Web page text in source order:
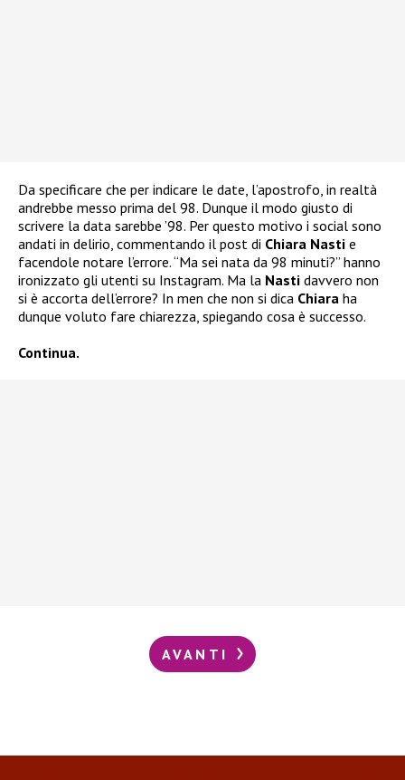
Da specificare che per indicare le date, l’apostrofo, in realtà
andrebbe messo prima del 98. Dunque il modo giusto di
scrivere la data sarebbe ’98. Per questo motivo i social sono
andati in delirio, commentando il post di Chiara Nasti e
facendole notare l’errore. “Ma sei nata da 98 minuti?” hanno
ironizzato gli utenti su Instagram. Ma la Nasti davvero non
si è accorta dell’errore? In men che non si dica Chiara ha
dunque voluto fare chiarezza, spiegando cosa è successo.
Continua.
AVANTI